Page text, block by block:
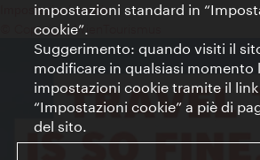
Impostazioni cookie
© Copyright WienTourismus
impostazioni standard in
cookie”.
Suggerimento: quando visiti il
modificare in qualsiasi momento
impostazioni cookie tramite il link
“Impostazioni cookie” a piè di
del sito.